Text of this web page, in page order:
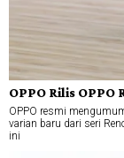
OPPO Rilis OPPO
OPPO resmi
varian baru dari seri
ini